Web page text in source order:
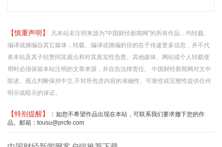
【慎重声明】
凡本站未注明来源为"中国财经新闻网"的所有作品，均转载、
编译或摘编自其它媒体，转载、编译或摘编的目的在于传递更多信息，并不代
表本站及其子站赞同其观点和对其真实性负责。其他媒体、网站或个人转载使
用时必须保留本站注明的文章来源，并自负法律责任。 中国财经新闻网对文中
陈述、观点判断保持中立,不对所包含内容的准确性、可靠性或完整性提供任何
明示或暗示的保证。
【特别提醒】： 如您不希望作品出现在本站，可联系我们要求撤下您的作
品。邮箱：tousu@prcfe.com